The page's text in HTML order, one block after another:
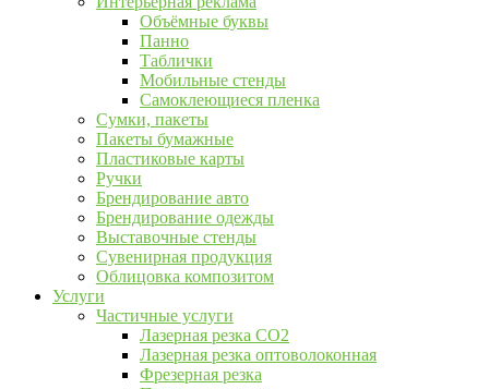
Объёмные буквы
Панно
Таблички
Мобильные стенды
Самоклеющиеся пленка
Сумки, пакеты
Пакеты бумажные
Пластиковые карты
Ручки
Брендирование авто
Брендирование одежды
Выставочные стенды
Сувенирная продукция
Облицовка композитом
Услуги
Частичные услуги
Лазерная резка CO2
Лазерная резка оптоволоконная
Фрезерная резка